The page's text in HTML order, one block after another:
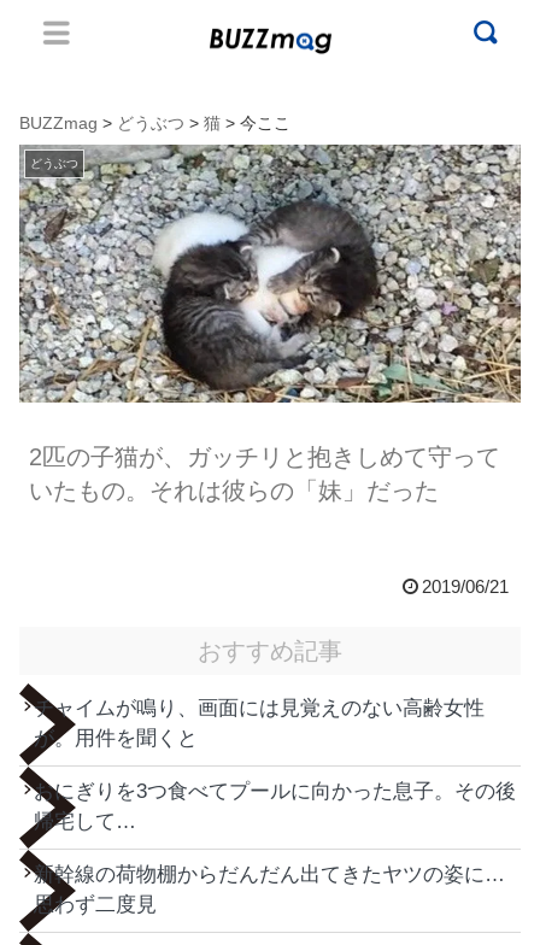
BUZZmag > どうぶつ > 猫 > 今ここ
どうぶつ
2匹の子猫が、ガッチリと抱きしめて守って
いたもの。それは彼らの「妹」だった
2019/06/21
おすすめ記事
チャイムが鳴り、画面には見覚えのない高齢女性
が。用件を聞くと
おにぎりを3つ食べてプールに向かった息子。その後
帰宅して…
新幹線の荷物棚からだんだん出てきたヤツの姿に…
思わず二度見